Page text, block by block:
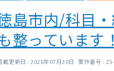
島市内/科目
整っています！
載更新日 : 2026年07月30日 案件番号 :